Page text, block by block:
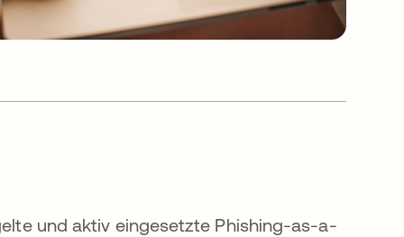
und aktiv eingesetzte Phishing-as-a-